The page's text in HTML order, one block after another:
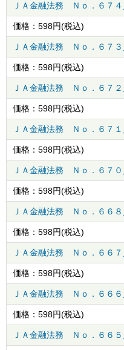
ＪＡ金融法務 Ｎｏ．６７
価格： 598円(税込)
ＪＡ金融法務 Ｎｏ．６７
価格： 598円(税込)
ＪＡ金融法務 Ｎｏ．６７
価格： 598円(税込)
ＪＡ金融法務 Ｎｏ．６７
価格： 598円(税込)
ＪＡ金融法務 Ｎｏ．６７
価格： 598円(税込)
ＪＡ金融法務 Ｎｏ．６６
価格： 598円(税込)
ＪＡ金融法務 Ｎｏ．６６
価格： 598円(税込)
ＪＡ金融法務 Ｎｏ．６６
価格： 598円(税込)
ＪＡ金融法務 Ｎｏ．６６